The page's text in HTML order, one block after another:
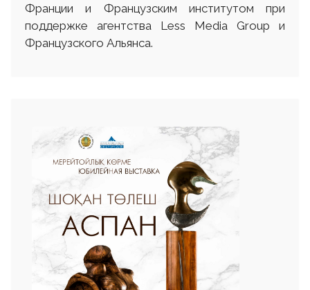
Франции и Французским институтом при
поддержке агентства Less Media Group и
Французского Альянса.